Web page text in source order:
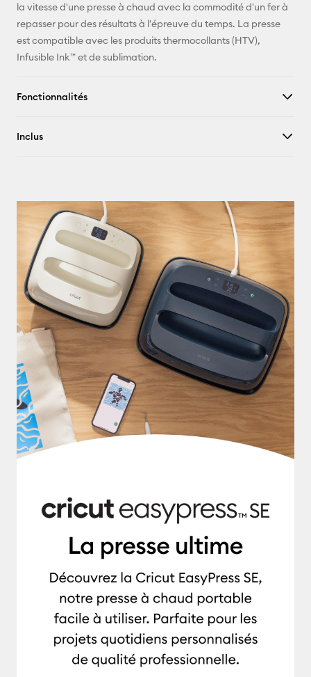
la vitesse d'une presse à chaud avec la commodité d'un fer à
repasser pour des résultats à l'épreuve du temps. La presse
est compatible avec les produits thermocollants (HTV),
Infusible Ink™ et de sublimation.
Fonctionnalités
Inclus